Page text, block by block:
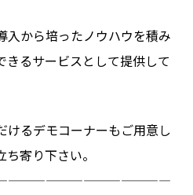
入から培ったノウハウを積み
るサービスとして提供して
けるデモコーナーもご用意し
寄り下さい。